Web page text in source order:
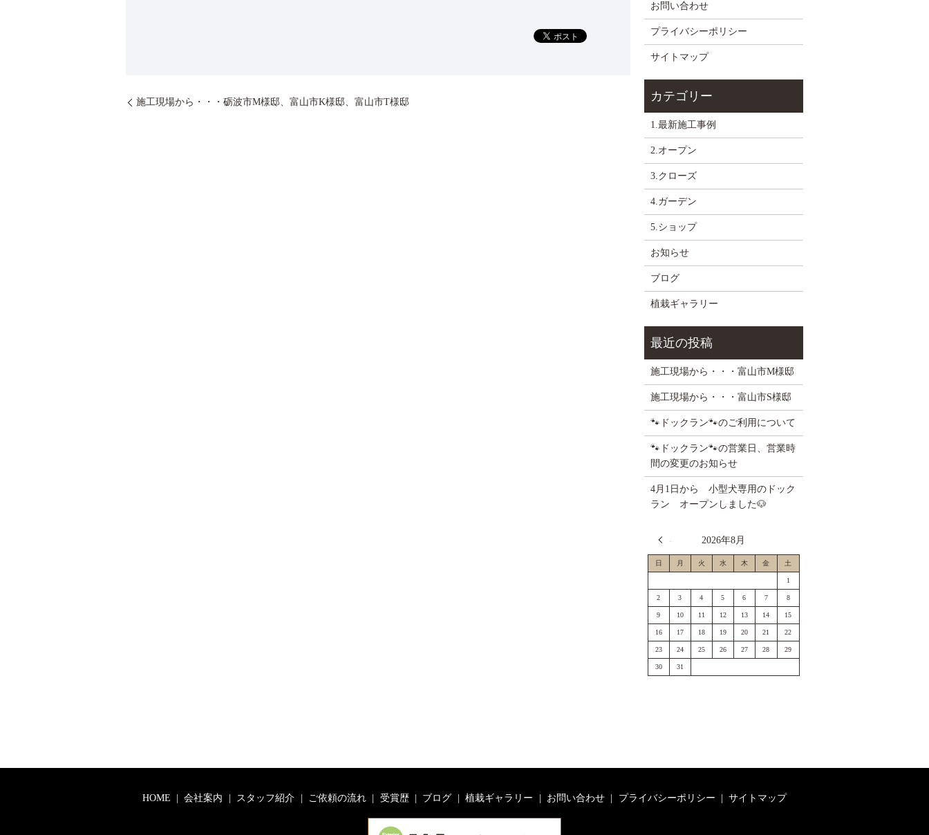
施工現場から・・・砺波市M様邸、富山市K様邸、富山市T様邸
お問い合わせ
プライバシーポリシー
サイトマップ
1.最新施工事例
2.オープン
3.クローズ
4.ガーデン
5.ショップ
お知らせ
ブログ
植栽ギャラリー
施工現場から・・・富山市M様邸
施工現場から・・・富山市S様邸
🐾ドックラン🐾のご利用について
🐾ドックラン🐾の営業日、営業時
間の変更のお知らせ
4月1日から 小型犬専用のドック
ラン オープンしました🐶
2026年8月
日 月 火 水 木 金 土
1
2 3 4 5 6 7 8
9 10 11 12 13 14 15
16 17 18 19 20 21 22
23 24 25 26 27 28 29
30 31
HOME 会社案内 スタッフ紹介 ご依頼の流れ 受賞歴 ブログ 植栽ギャラリー お問い合わせ プライバシーポリシー サイトマップ